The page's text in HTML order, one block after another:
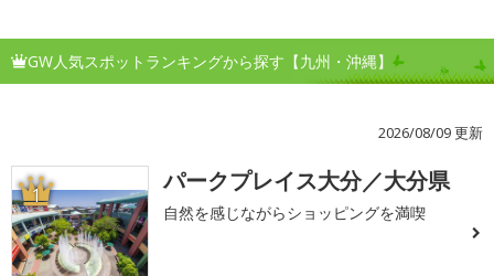
GW人気スポットランキングから探す【九州・沖縄】
2026/08/09 更新
1 パークプレイス大分／大分県
自然を感じながらショッピングを満喫